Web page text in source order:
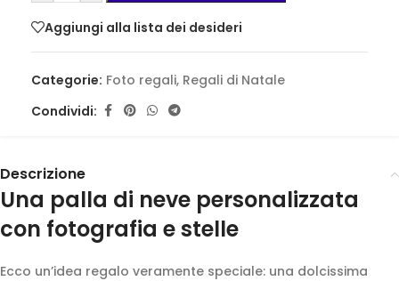
Aggiungi alla lista dei desideri
Categorie: Foto regali, Regali di Natale
Condividi:
Descrizione
Una palla di neve personalizzata
con fotografia e stelle
Ecco un’idea regalo veramente speciale: una dolcissima